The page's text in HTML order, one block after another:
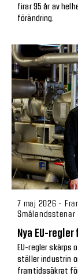
firar 95 år av
förändring.
7 maj 2026 -
Smålandsstenar
Nya EU-
EU-regler skärps
ställer industrin
framtidssäkrat